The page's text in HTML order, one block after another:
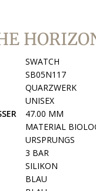
SWATCH
SB05N117
QUARZWERK
UNISEX
47.00 MM
MATERIAL
URSPRUNGS
3 BAR
SILIKON
BLAU